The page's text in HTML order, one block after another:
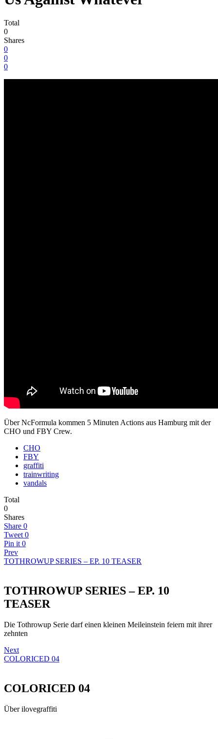
Total
0
Shares
0
0
0
Über NcFormula kommen 5 Minuten Actions aus Hamburg mit der
CHO und FBY Crew.
CHO
FBY
graffiti
trainwriting
vandals
Total
0
Shares
Share 0
Tweet 0
Pin it 0
Prev
TOTHROWUP SERIES – EP. 10 TEASER
TOTHROWUP SERIES – EP. 10
TEASER
Die Tothrowup Serie darf einen kleinen Meileinstein feiern mit ihrer
zehnten
Next
COLORICED 04
COLORICED 04
Über ilovegraffiti